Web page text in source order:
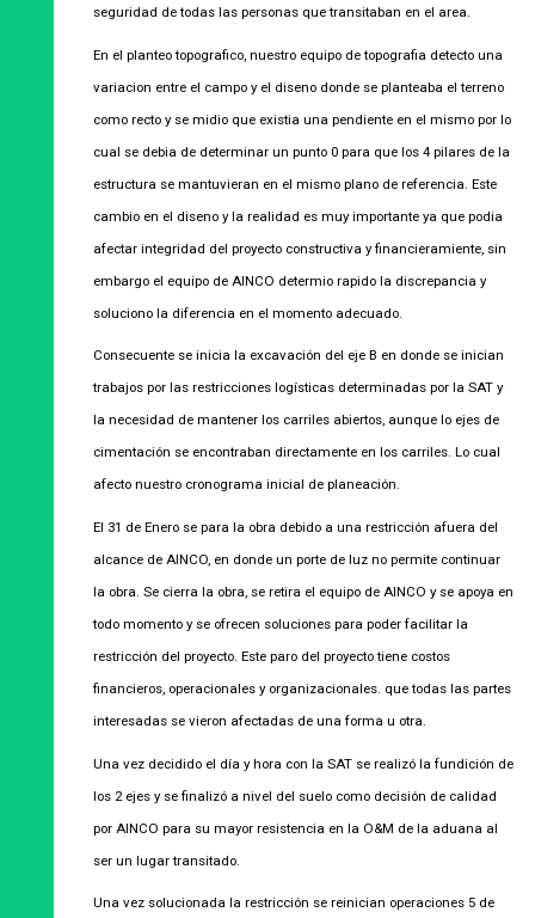
seguridad de todas las personas que transitaban en el area.
En el planteo topografico, nuestro equipo de topografia detecto una
variacion entre el campo y el diseno donde se planteaba el terreno
como recto y se midio que existia una pendiente en el mismo por lo
cual se debia de determinar un punto 0 para que los 4 pilares de la
estructura se mantuvieran en el mismo plano de referencia. Este
cambio en el diseno y la realidad es muy importante ya que podia
afectar integridad del proyecto constructiva y financieramiente, sin
embargo el equipo de AINCO determio rapido la discrepancia y
soluciono la diferencia en el momento adecuado.
Consecuente se inicia la excavación del eje B en donde se inician
trabajos por las restricciones logísticas determinadas por la SAT y
la necesidad de mantener los carriles abiertos, aunque lo ejes de
cimentación se encontraban directamente en los carriles. Lo cual
afecto nuestro cronograma inicial de planeación.
El 31 de Enero se para la obra debido a una restricción afuera del
alcance de AINCO, en donde un porte de luz no permite continuar
la obra. Se cierra la obra, se retira el equipo de AINCO y se apoya en
todo momento y se ofrecen soluciones para poder facilitar la
restricción del proyecto. Este paro del proyecto tiene costos
financieros, operacionales y organizacionales. que todas las partes
interesadas se vieron afectadas de una forma u otra.
Una vez decidido el día y hora con la SAT se realizó la fundición de
los 2 ejes y se finalizó a nivel del suelo como decisión de calidad
por AINCO para su mayor resistencia en la O&M de la aduana al
ser un lugar transitado.
Una vez solucionada la restricción se reinician operaciones 5 de